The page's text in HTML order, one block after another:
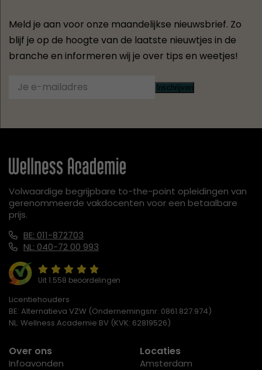
Meld je aan voor onze maandelijkse nieuwsbrief. Zo
blijf je op de hoogte van de laatste nieuwtjes in de
branche en informeren wij je over tips en weetjes!
Inschrijven
Volwaardige begrijpbare to-the-point opleidingen van
gerenommeerde vakdocenten voor een betaalbare
prijs.
BE: 011-872703
NL: 040-72 00 993
Uit 1.558 beoordelingen
Licentiehouders
BE: Alternatieva VZW (Ondernemingsnr: 0861.827.974)
NL: Wellness Academie BV (KVK: 62819526)
Over ons
Infoavonden
Locaties
Amsterdam